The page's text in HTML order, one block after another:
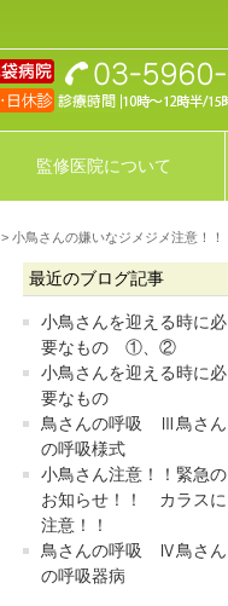
監修医院について
小鳥さんの嫌いなジメジメ注意！！
最近のブログ記事
小鳥さんを迎える時に必
要なもの ①、②
小鳥さんを迎える時に必
要なもの
鳥さんの呼吸 Ⅲ鳥さん
の呼吸様式
小鳥さん注意！！緊急の
お知らせ！！ カラスに
注意！！
鳥さんの呼吸 Ⅳ鳥さん
の呼吸器病